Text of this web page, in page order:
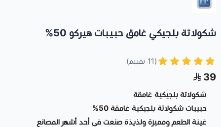
شكولاتة بلجيكي غامق حبيبات هيركو 50%
(11 تقييم)
39
شكولاتة بلجيكية غامقة
حبيبات شكولاتة بلجيكية غامقة 50%
غينة الطعم ومميزة ولذيذة صنعت في أحد أشهر المصانع